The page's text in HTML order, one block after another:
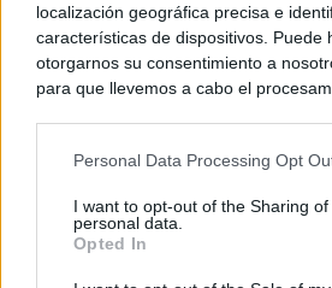
localización geográfica precisa e
características de dispositivos. Puede
otorgarnos su consentimiento a
para que llevemos a cabo el
negar su consentimiento. Tenga en
de su consentimiento, pero usted
rechazar tal procesamiento. Sus
Personal Data Processing Opt
I want to opt-out of the Sharing of
personal data.
Opted In